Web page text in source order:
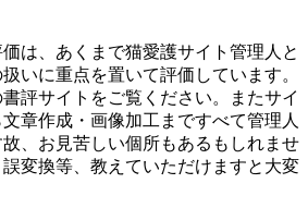
は、あくまで猫愛護サイト管理人と
いに重点を置いて評価しています。
評サイトをご覧ください。またサイ
章作成・画像加工まですべて管理人
、お見苦しい個所もあるもしれませ
変換等、教えていただけますと大変